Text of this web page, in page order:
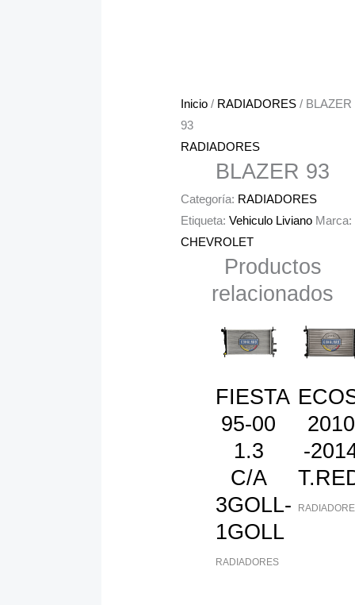
Inicio/ RADIADORES/ BLAZER
93
RADIADORES
BLAZER 93
Categoría: RADIADORES
Etiqueta: Vehiculo Liviano Marca:
CHEVROLET
Productos
relacionados
FIESTA
95-00
1.3
C/A
3GOLL-
1GOLL
RADIADORES
2010
-